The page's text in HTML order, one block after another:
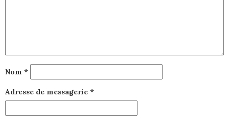
Nom *
Adresse de messagerie *